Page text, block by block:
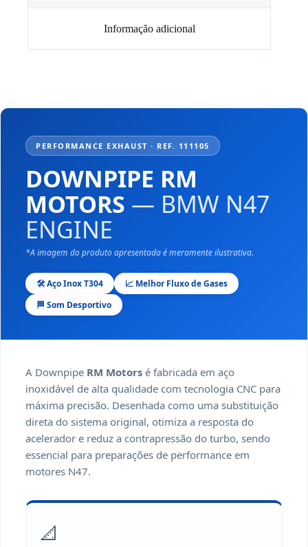
Informação adicional
PERFORMANCE EXHAUST · REF. 111105
DOWNPIPE RM
MOTORS — BMW N47
ENGINE
*A imagem do produto apresentada é meramente ilustrativa.
🛠️ Aço Inox T304
📈 Melhor Fluxo de Gases
🏁 Som Desportivo
A Downpipe RM Motors é fabricada em aço
inoxidável de alta qualidade com tecnologia CNC para
máxima precisão. Desenhada como uma substituição
direta do sistema original, otimiza a resposta do
acelerador e reduz a contrapressão do turbo, sendo
essencial para preparações de performance em
motores N47.
📐